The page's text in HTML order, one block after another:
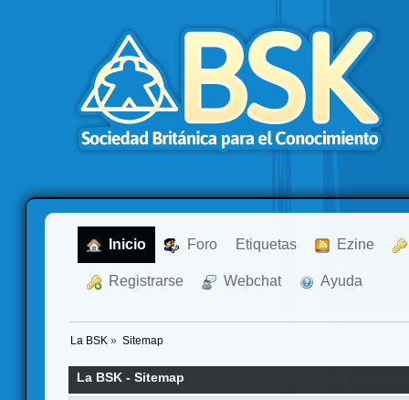
Inicio Foro Etiquetas Ezine
Registrarse Webchat Ayuda
La BSK » Sitemap
La BSK - Sitemap